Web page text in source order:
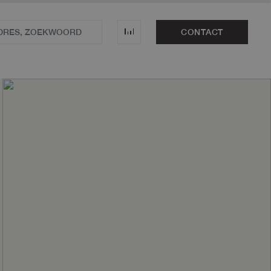
CONTACT